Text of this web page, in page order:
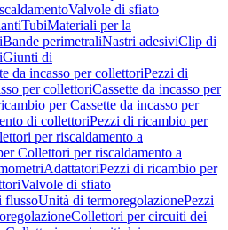
Valvole di sfiato
TubiMateriali per la
Bande perimetraliNastri adesiviClip di
Giunti di
da incasso per collettoriPezzi di
per collettoriCassette da incasso per
per Cassette da incasso per
di collettoriPezzi di ricambio per
per riscaldamento a
Collettori per riscaldamento a
AdattatoriPezzi di ricambio per
Valvole di sfiato
flussoUnità di termoregolazionePezzi
Collettori per circuiti dei